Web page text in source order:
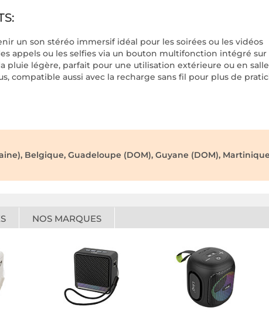
un son stéréo immersif idéal pour les soirées ou les vidéos
appels ou les selfies via un bouton multifonction intégré
pluie légère, parfait pour une utilisation extérieure ou en
compatible aussi avec la recharge sans fil pour plus de
Belgique, Guadeloupe (DOM), Guyane (DOM),
NOS MARQUES